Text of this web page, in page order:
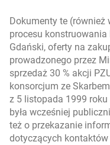
Dokumenty te
procesu konstruowania
Gdański, oferty na
prowadzonego przez
sprzedaż 30 % akcji
konsorcjum ze
z 5 listopada 1999
była wcześniej
też o przekazanie
dotyczących